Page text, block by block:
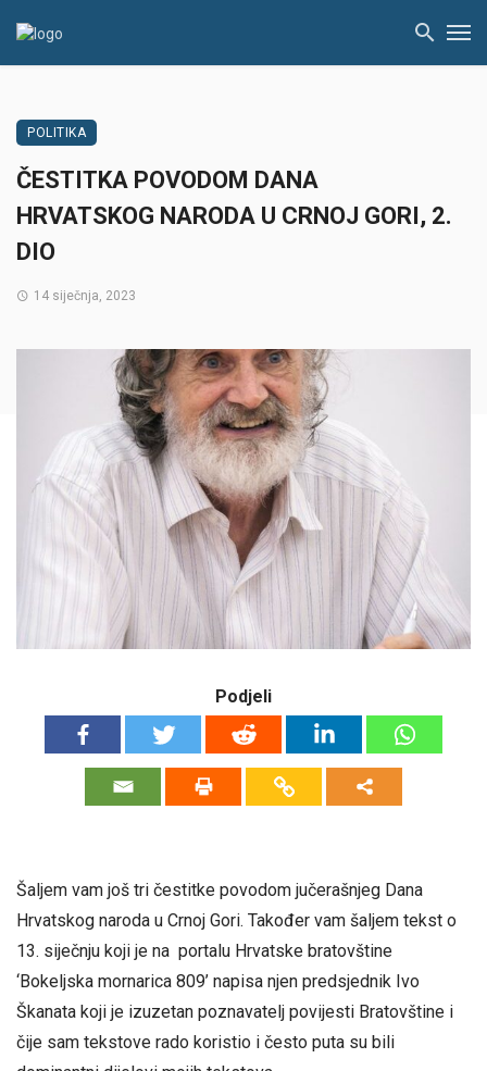
POLITIKA
ČESTITKA POVODOM DANA
HRVATSKOG NARODA U CRNOJ GORI, 2.
DIO
14 siječnja, 2023
Podjeli
Šaljem vam još tri čestitke povodom jučerašnjeg Dana
Hrvatskog naroda u Crnoj Gori. Također vam šaljem tekst o
13. siječnju koji je na portalu Hrvatske bratovštine
‘Bokeljska mornarica 809’ napisa njen predsjednik Ivo
Škanata koji je izuzetan poznavatelj povijesti Bratovštine i
čije sam tekstove rado koristio i često puta su bili